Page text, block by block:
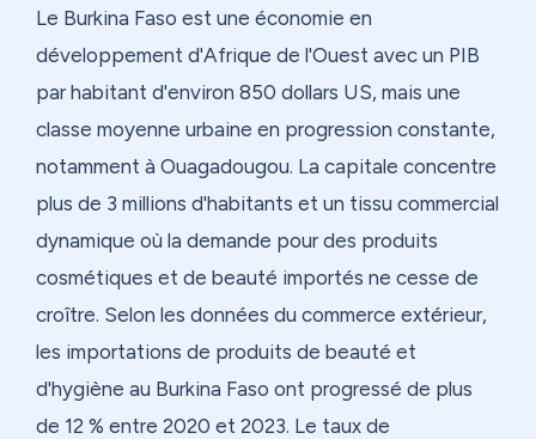
Le Burkina Faso est une économie en
développement d'Afrique de l'Ouest avec un PIB
par habitant d'environ 850 dollars US, mais une
classe moyenne urbaine en progression constante,
notamment à Ouagadougou. La capitale concentre
plus de 3 millions d'habitants et un tissu commercial
dynamique où la demande pour des produits
cosmétiques et de beauté importés ne cesse de
croître. Selon les données du commerce extérieur,
les importations de produits de beauté et
d'hygiène au Burkina Faso ont progressé de plus
de 12 % entre 2020 et 2023. Le taux de